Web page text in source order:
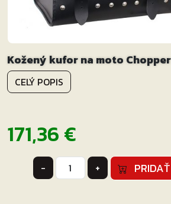
Kožený kufor na moto
CELÝ POPIS
171,36€
-
množstvo
Kožený
+